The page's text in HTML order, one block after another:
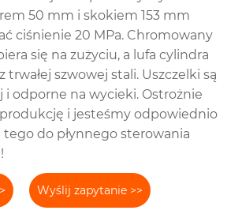
50 mm i skokiem 153 mm
ciśnienie 20 MPa. Chromowany
się na zużyciu, a lufa cylindra
trwałej szwowej stali. Uszczelki są
i odporne na wycieki. Ostrożnie
i jesteśmy odpowiednio
tego do płynnego sterowania
Wyślij zapytanie >>